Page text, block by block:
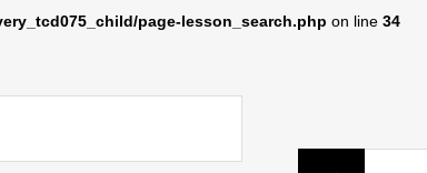
page-lesson_search.php on line 34